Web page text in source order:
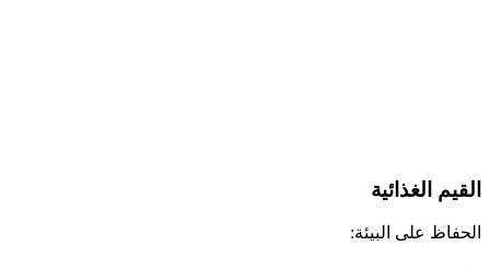
القيم الغذائية
الحفاظ على البيئة: